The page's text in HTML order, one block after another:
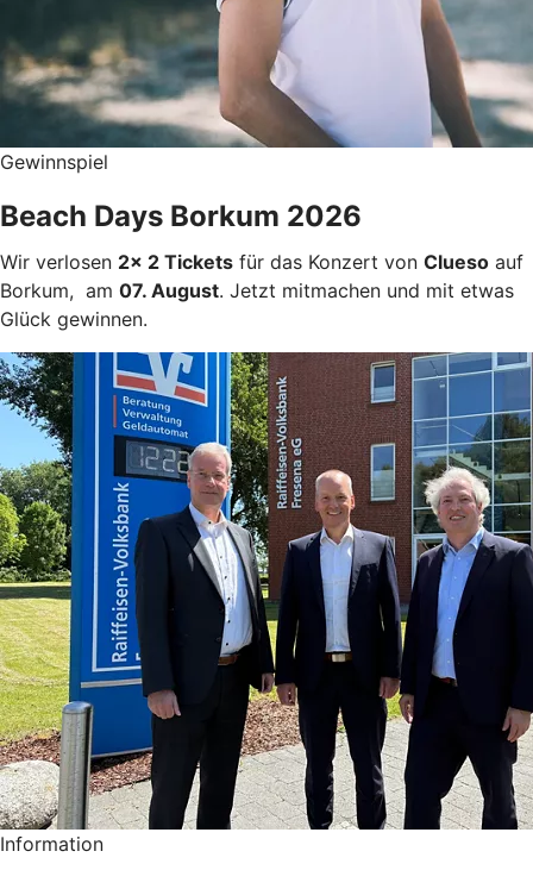
Gewinnspiel
Beach Days Borkum 2026
Wir verlosen 2x 2 Tickets für das Konzert von Clueso auf
Borkum, am 07. August. Jetzt mitmachen und mit etwas
Glück gewinnen.
Information